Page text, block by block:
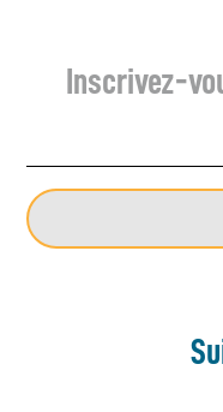
Inscrivez-